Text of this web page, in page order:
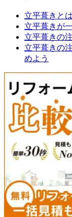
立平葺きと
立平葺きが
立平葺きの
立平葺きの
めよう